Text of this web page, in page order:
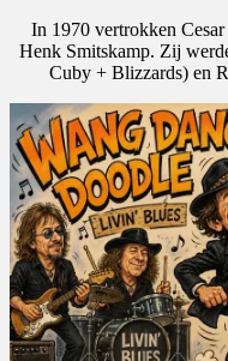
In 1970 vertrokken
Henk Smitskamp. Zij
Cuby + Blizzards) en